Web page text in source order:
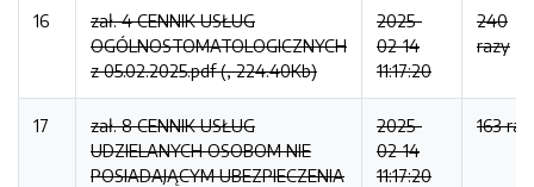
16
zał. 4 CENNIK USŁUG
OGÓLNOSTOMATOLOGICZNYCH
z 05.02.2025.pdf (, 224.40Kb)
2025-
02-14
11:17:20
240
razy
17
zał. 8 CENNIK USŁUG
UDZIELANYCH OSOBOM NIE
POSIADAJĄCYM UBEZPIECZENIA
2025-
02-14
11:17:20
163